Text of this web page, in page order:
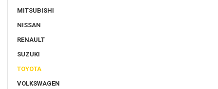
MITSUBISHI
NISSAN
RENAULT
SUZUKI
TOYOTA
VOLKSWAGEN